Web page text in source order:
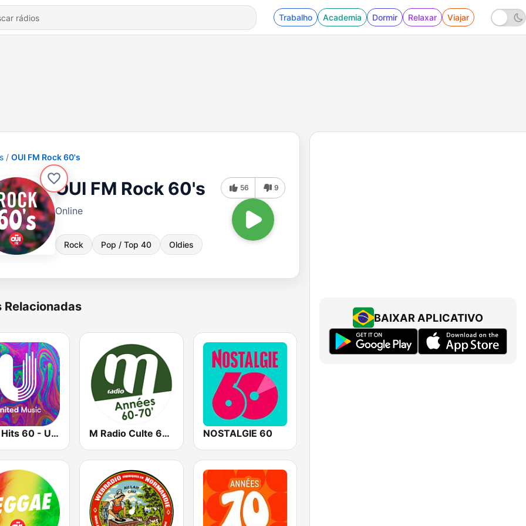
Trabalho Academia Dormir Relaxar Viajar
OUI FM Rock 60's
OUI FM Rock 60's
Online
Rock Pop / Top 40 Oldies
56 9
Relacionadas
Rock Hits 60 - United Music M Radio Culte 60 - 70 NOSTALGIE 60
BAIXAR APLICATIVO